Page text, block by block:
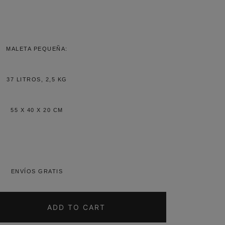
MALETA PEQUEÑA:
37 LITROS, 2,5 KG
55 X 40 X 20 CM
ENVÍOS GRATIS
ADD TO CART